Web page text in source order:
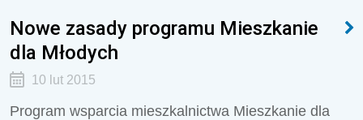
Nowe zasady programu Mieszkanie
dla Młodych
10 lut 2015
Program wsparcia mieszkalnictwa Mieszkanie dla